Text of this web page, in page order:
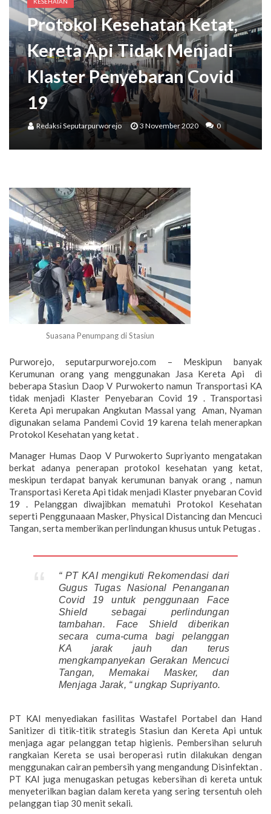
Wakil Bupati Meresmikan Kampung Aren Desa Keduren,
Bupati Purworejo Mengajak Masyarakat Wujudkan Lingkungan Ramah Anak Sejak
Protokol Kesehatan Ketat,
Kereta Api Tidak Menjadi
Klaster Penyebaran Covid
19
Redaksi Seputarpurworejo 3 November 2020 0
Suasana Penumpang di Stasiun
Purworejo, seputarpurworejo.com – Meskipun banyak
Kerumunan orang yang menggunakan Jasa Kereta Api di
beberapa Stasiun Daop V Purwokerto namun Transportasi KA
tidak menjadi Klaster Penyebaran Covid 19 . Transportasi
Kereta Api merupakan Angkutan Massal yang Aman, Nyaman
digunakan selama Pandemi Covid 19 karena telah menerapkan
Protokol Kesehatan yang ketat .
Manager Humas Daop V Purwokerto Supriyanto mengatakan
berkat adanya penerapan protokol kesehatan yang ketat,
meskipun terdapat banyak kerumunan banyak orang , namun
Transportasi Kereta Api tidak menjadi Klaster pnyebaran Covid
19 . Pelanggan diwajibkan mematuhi Protokol Kesehatan
seperti Penggunaaan Masker, Physical Distancing dan Mencuci
Tangan, serta memberikan perlindungan khusus untuk Petugas .
“ PT KAI mengikuti Rekomendasi dari
Gugus Tugas Nasional Penanganan
Covid 19 untuk penggunaan Face
Shield sebagai perlindungan
tambahan. Face Shield diberikan
secara cuma-cuma bagi pelanggan
KA jarak jauh dan terus
mengkampanyekan Gerakan Mencuci
Tangan, Memakai Masker, dan
Menjaga Jarak, “ ungkap Supriyanto.
PT KAI menyediakan fasilitas Wastafel Portabel dan Hand
Sanitizer di titik-titik strategis Stasiun dan Kereta Api untuk
menjaga agar pelanggan tetap higienis. Pembersihan seluruh
rangkaian Kereta se usai beroperasi rutin dilakukan dengan
menggunakan cairan pembersih yang mengandung Disinfektan .
PT KAI juga menugaskan petugas kebersihan di kereta untuk
menyeterilkan bagian dalam kereta yang sering tersentuh oleh
pelanggan tiap 30 menit sekali.